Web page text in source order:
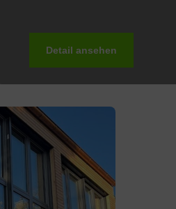
Detail ansehen